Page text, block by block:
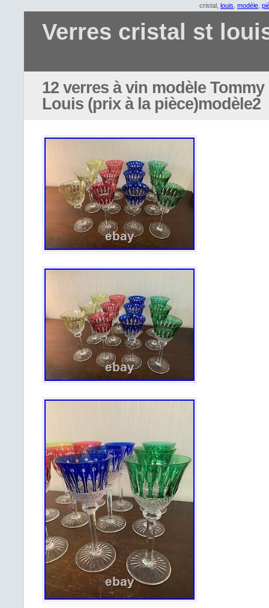
cristal, louis modèle
Verres cristal st
12 verres à vin modèle
Louis (prix à la pièce)modèle2